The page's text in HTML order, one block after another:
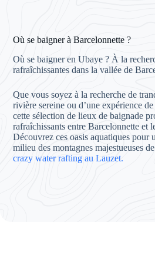
Où se baigner à Barcelonnette ?
Où se baigner en Ubaye ? À la
rafraîchissantes dans la vallée de
Que vous soyez à la recherche de
rivière sereine ou d’une expérience
cette sélection de lieux de baignade
rafraîchissants entre Barcelonnette et
Découvrez ces oasis aquatiques pour
milieu des montagnes majestueuses
crazy water rafting au Lauzet.